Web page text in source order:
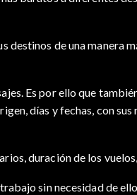
destinos de una manera
Es por ello que
días y fechas, con
duración de los
sin necesidad de